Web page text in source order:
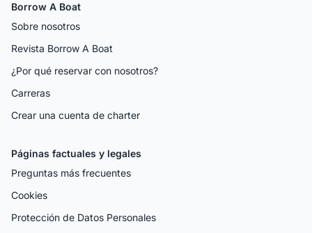
Borrow A Boat
Sobre nosotros
Revista Borrow A Boat
¿Por qué reservar con nosotros?
Carreras
Crear una cuenta de charter
Páginas factuales y legales
Preguntas más frecuentes
Cookies
Protección de Datos Personales